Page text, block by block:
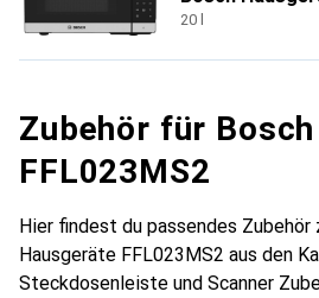
20 l
Zubehör für
FFL023MS2
Hier findest du passendes
Hausgeräte FFL023MS2 aus den
Steckdosenleiste und Scanner